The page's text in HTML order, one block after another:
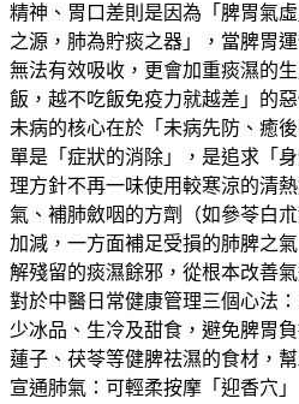
精神、胃口差則是因為「脾胃氣
之源，肺為貯痰之器」，當脾胃
無法有效吸收，更會加重痰濕的
飯，越不吃飯免疫力就越差」的
未病的核心在於「未病先防、癒
單是「症狀的消除」，是追求「
理方針不再一味使用較寒涼的清
氣、補肺斂咽的方劑（如參苓白
加減，一方面補足受損的肺脾之
解殘留的痰濕餘邪，從根本改善
對於中醫日常健康管理三個心法
少冰品、生冷及甜食，避免脾胃
蓮子、茯苓等健脾祛濕的食材，
宣通肺氣：可輕柔按摩「迎香穴